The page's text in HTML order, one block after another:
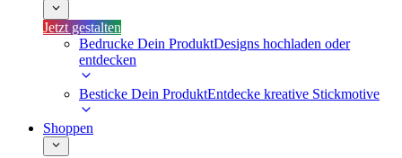
Jetzt gestalten
Bedrucke Dein ProduktDesigns hochladen oder
entdecken
Besticke Dein ProduktEntdecke kreative Stickmotive
Shoppen